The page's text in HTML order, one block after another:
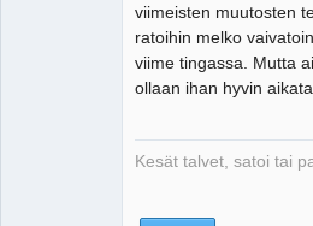
viimeisten muutosten
ratoihin melko
viime tingassa. Mutta
ollaan ihan hyvin
Kesät talvet, satoi tai